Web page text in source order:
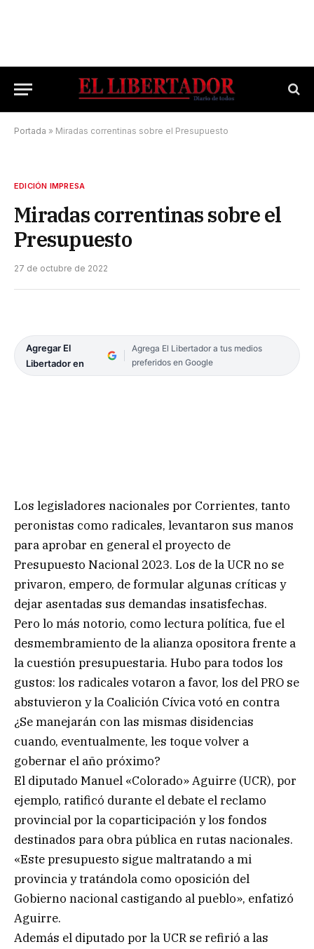
Portada » Miradas correntinas sobre el Presupuesto
EDICIÓN IMPRESA
Miradas correntinas sobre el
Presupuesto
27 de octubre de 2022
Agregar El
Libertador en
Agrega El Libertador a tus medios
preferidos en Google
Los legisladores nacionales por Corrientes, tanto
peronistas como radicales, levantaron sus manos
para aprobar en general el proyecto de
Presupuesto Nacional 2023. Los de la UCR no se
privaron, empero, de formular algunas críticas y
dejar asentadas sus demandas insatisfechas.
Pero lo más notorio, como lectura política, fue el
desmembramiento de la alianza opositora frente a
la cuestión presupuestaria. Hubo para todos los
gustos: los radicales votaron a favor, los del PRO se
abstuvieron y la Coalición Cívica votó en contra
¿Se manejarán con las mismas disidencias
cuando, eventualmente, les toque volver a
gobernar el año próximo?
El diputado Manuel «Colorado» Aguirre (UCR), por
ejemplo, ratificó durante el debate el reclamo
provincial por la coparticipación y los fondos
destinados para obra pública en rutas nacionales.
«Este presupuesto sigue maltratando a mi
provincia y tratándola como oposición del
Gobierno nacional castigando al pueblo», enfatizó
Aguirre.
Además el diputado por la UCR se refirió a las